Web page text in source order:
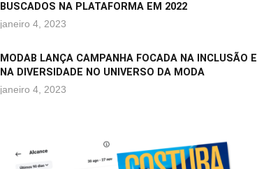
BUSCADOS NA PLATAFORMA EM 2022
janeiro 4, 2023
MODAB LANÇA CAMPANHA FOCADA NA INCLUSÃO E
NA DIVERSIDADE NO UNIVERSO DA MODA
janeiro 4, 2023